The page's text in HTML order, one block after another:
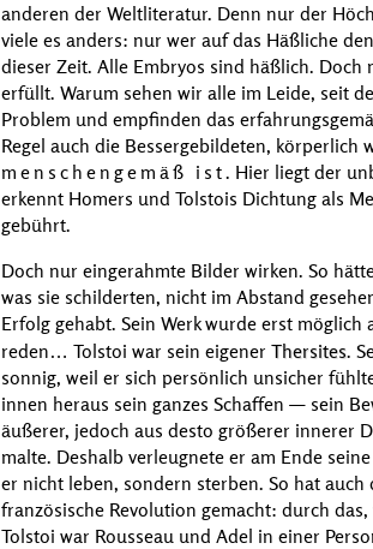
anderen der Weltliteratur. Denn nur der
viele es anders: nur wer auf das Häßliche
dieser Zeit. Alle Embryos sind häßlich. Doch
erfüllt. Warum sehen wir alle im Leide, seit
Problem und empfinden das
Regel auch die Bessergebildeten, körperlich
menschengemäß ist. Hier liegt der
erkennt Homers und Tolstois Dichtung als
gebührt.
Doch nur eingerahmte Bilder wirken. So
was sie schilderten, nicht im Abstand
Erfolg gehabt. Sein Werk wurde erst
reden… Tolstoi war sein eigener Thersites.
sonnig, weil er sich persönlich unsicher
innen heraus sein ganzes Schaffen — sein
äußerer, jedoch aus desto größerer innerer
malte. Deshalb verleugnete er am Ende
er nicht leben, sondern sterben. So hat
französische Revolution gemacht: durch
Tolstoi war Rousseau und Adel in einer